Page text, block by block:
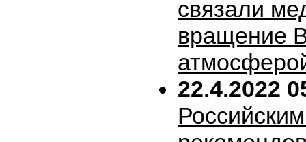
связали
вращение
22.4.2022